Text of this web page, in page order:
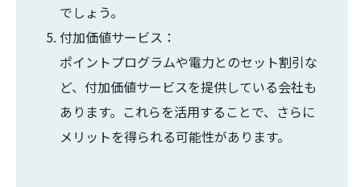
でしょう。
付加価値サービス：
ポイントプログラムや電力とのセット割引な
ど、付加価値サービスを提供している会社も
あります。これらを活用することで、さらに
メリットを得られる可能性があります。